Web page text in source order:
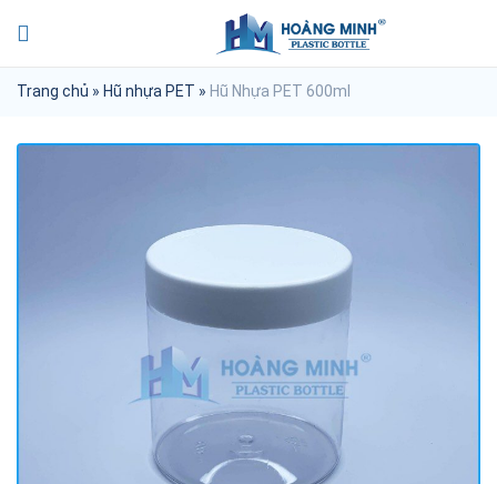
Trang chủ » Hũ nhựa PET » Hũ Nhựa PET 600ml